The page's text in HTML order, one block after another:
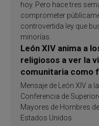
hoy. Pero hace tres
comprometer
controvertida ley que
minorías.
León XIV anima a
religiosos a ver la
comunitaria como
de inspiración y
santificación
Mensaje de León XIV a la
Conferencia de
Mayores de Hombres
Estados Unidos